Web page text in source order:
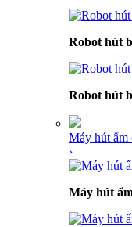
Robot hút
Robot hút
Máy hút ẩm
›
Máy hút